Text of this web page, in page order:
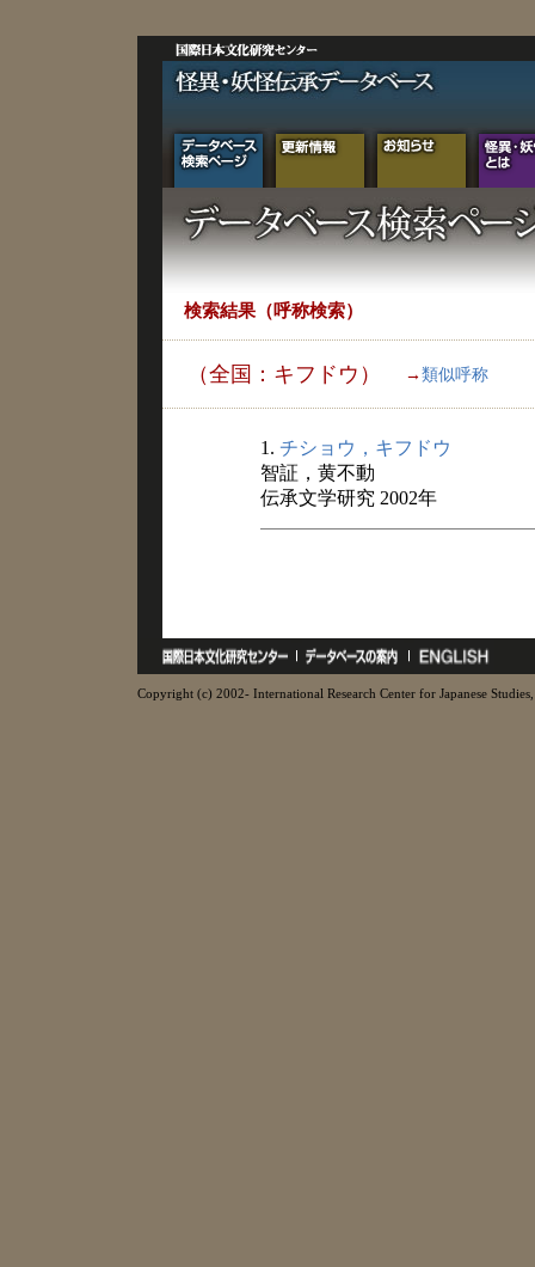
検索結果（呼称検索）
（全国：キフドウ） → 類似呼称
1. チショウ，キフドウ
智証，黄不動
伝承文学研究 2002年
Copyright (c) 2002- International Research Center for Japanese